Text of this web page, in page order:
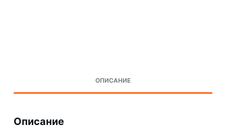
ОПИСАНИЕ
Описание